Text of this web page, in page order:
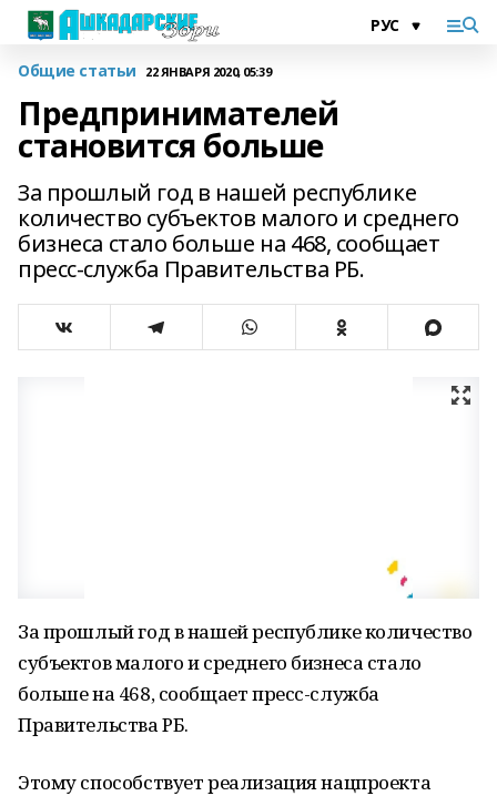
Общие статьи 22 ЯНВАРЯ 2020, 05:39
Предпринимателей
становится больше
За прошлый год в нашей республике
количество субъектов малого и среднего
бизнеса стало больше на 468, сообщает
пресс-служба Правительства РБ.
За прошлый год в нашей республике количество
субъектов малого и среднего бизнеса стало
больше на 468, сообщает пресс-служба
Правительства РБ.
Этому способствует реализация нацпроекта